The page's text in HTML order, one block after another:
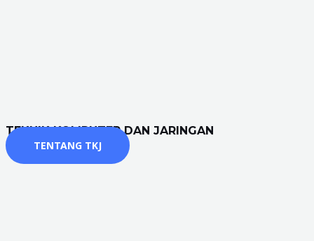
TEKNIK KOMPUTER DAN JARINGAN
TENTANG TKJ